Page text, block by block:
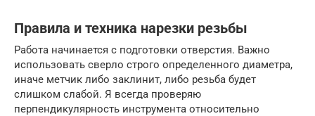
Правила и техника нарезки резьбы
Работа начинается с подготовки отверстия. Важно
использовать сверло строго определенного диаметра,
иначе метчик либо заклинит, либо резьба будет
слишком слабой. Я всегда проверяю
перпендикулярность инструмента относительно